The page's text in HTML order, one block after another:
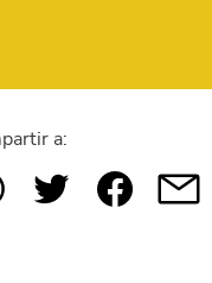
a: